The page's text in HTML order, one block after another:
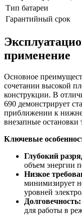
Тип батареи
Гарантийный срок
применение
Основное
сочетании высокой
конструкции. В
690 демонстрирует
приближении к
внезапные остановки
Ключевые
Глубокий
объем энергии
Низкое
минимизирует
уровней
Долговечность:
для работы в